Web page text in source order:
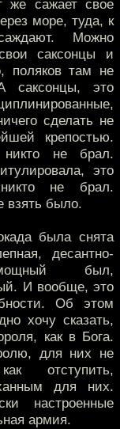
же сажает свое
море, туда, к
Можно
саксонцы и
поляков там не
саксонцы, это
сделать не
крепостью.
никто не брал.
это
не брал.
взять было.
была снята
десантно-
был,
И вообще, это
Об этом
хочу сказать,
как в Бога.
для них не
отступить,
для них.
настроенные
армия.